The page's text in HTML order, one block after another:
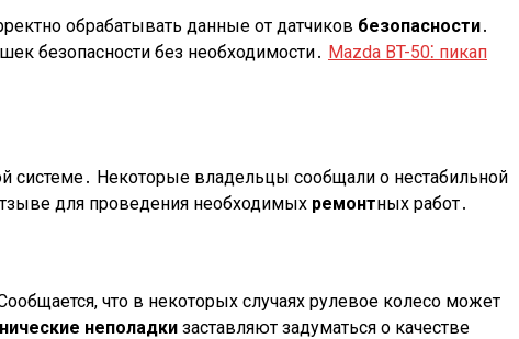
обрабатывать данные от датчиков безопасности․
безопасности без необходимости․ Mazda BT-50⁚ пикап
системе․ Некоторые владельцы сообщали о нестабильной
для проведения необходимых ремонтных работ․
что в некоторых случаях рулевое колесо может
неполадки заставляют задуматься о качестве